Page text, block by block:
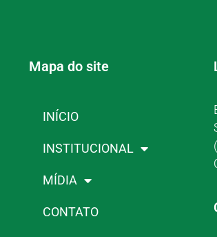
Mapa do site
INÍCIO
INSTITUCIONAL
MÍDIA
CONTATO